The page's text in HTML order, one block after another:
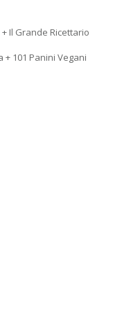
Il Grande Ricettario
101 Panini Vegani